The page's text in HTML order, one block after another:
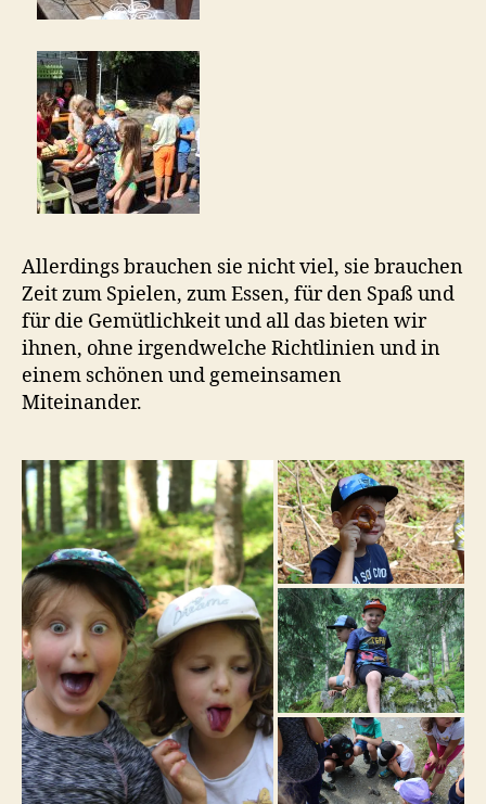
Allerdings brauchen sie nicht viel, sie brauchen
Zeit zum Spielen, zum Essen, für den Spaß und
für die Gemütlichkeit und all das bieten wir
ihnen, ohne irgendwelche Richtlinien und in
einem schönen und gemeinsamen
Miteinander.